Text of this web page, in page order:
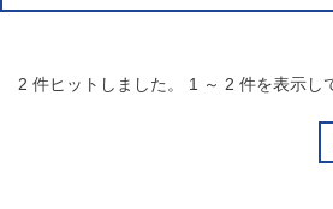
2 件ヒットしました。 1 ～ 2 件を表示し